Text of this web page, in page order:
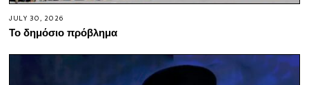
JULY 30, 2026
Το δημόσιο πρόβλημα